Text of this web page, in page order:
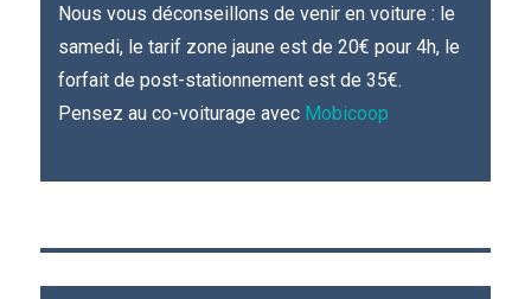
Nous vous déconseillons de venir en voiture : le
samedi, le tarif zone jaune est de 20€ pour 4h, le
forfait de post-stationnement est de 35€.
Pensez au co-voiturage avec Mobicoop